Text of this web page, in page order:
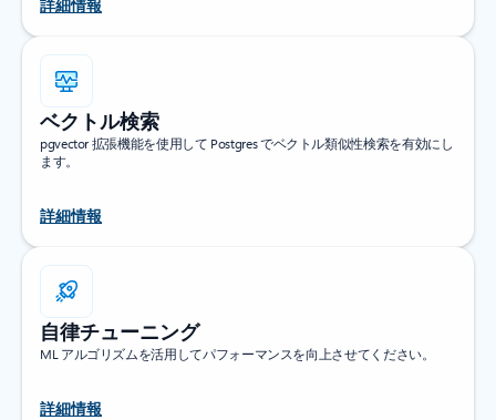
詳細情報
ベクトル検索
pgvector 拡張機能を使用して Postgres でベクトル類似性検索を有効にし
ます。
詳細情報
自律チューニング
ML アルゴリズムを活用してパフォーマンスを向上させてください。
詳細情報